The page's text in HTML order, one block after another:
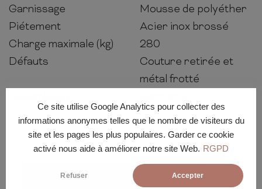
Ce site utilise Google Analytics pour collecter des
informations anonymes telles que le nombre de visiteurs du
site et les pages les plus populaires. Garder ce cookie
activé nous aide à améliorer notre site Web. RGPD
Refuser Accepter
Garnissage
Mousse de polyéther
Piétement
Acier inox brossé
Charge maximale (kg)
280
Défauts
Couture retirée et
métal frotté